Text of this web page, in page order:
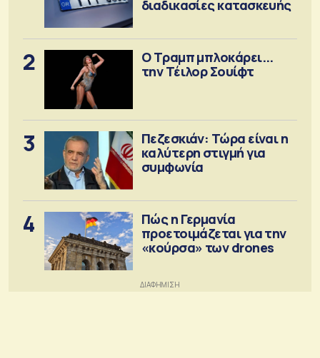
διαδικασίες κατασκευής
2
Ο Τραμπ μπλοκάρει...
την Τέιλορ Σουίφτ
3
Πεζεσκιάν: Τώρα είναι η
καλύτερη στιγμή για
συμφωνία
4
Πώς η Γερμανία
προετοιμάζεται για την
«κούρσα» των drones